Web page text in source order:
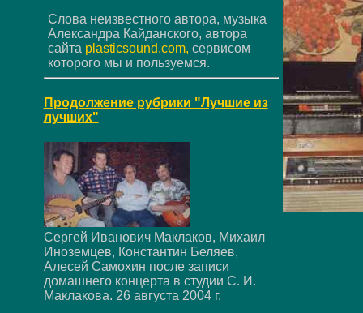
Слова неизвестного автора, музыка
Александра Кайданского, автора
сайта plasticsound.com, сервисом
которого мы и пользуемся.
Продолжение рубрики "Лучшие из
лучших"
Сергей Иванович Маклаков, Михаил
Иноземцев, Константин Беляев,
Алесей Самохин после записи
домашнего концерта в студии С. И.
Маклакова. 26 августа 2004 г.